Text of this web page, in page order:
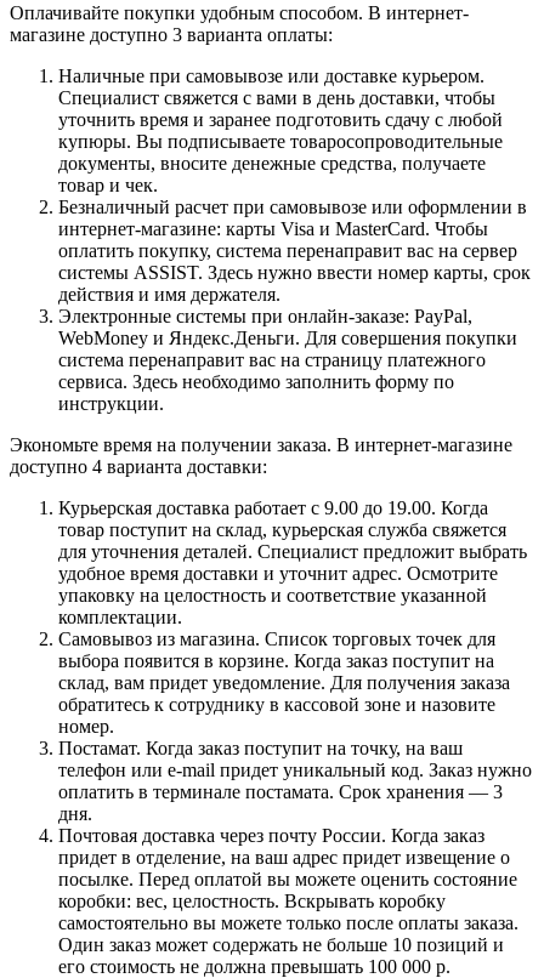
Оплачивайте покупки удобным способом. В интернет-
магазине доступно 3 варианта оплаты:
Наличные при самовывозе или доставке курьером.
Специалист свяжется с вами в день доставки, чтобы
уточнить время и заранее подготовить сдачу с любой
купюры. Вы подписываете товаросопроводительные
документы, вносите денежные средства, получаете
товар и чек.
Безналичный расчет при самовывозе или оформлении в
интернет-магазине: карты Visa и MasterCard. Чтобы
оплатить покупку, система перенаправит вас на сервер
системы ASSIST. Здесь нужно ввести номер карты, срок
действия и имя держателя.
Электронные системы при онлайн-заказе: PayPal,
WebMoney и Яндекс.Деньги. Для совершения покупки
система перенаправит вас на страницу платежного
сервиса. Здесь необходимо заполнить форму по
инструкции.
Экономьте время на получении заказа. В интернет-магазине
доступно 4 варианта доставки:
Курьерская доставка работает с 9.00 до 19.00. Когда
товар поступит на склад, курьерская служба свяжется
для уточнения деталей. Специалист предложит выбрать
удобное время доставки и уточнит адрес. Осмотрите
упаковку на целостность и соответствие указанной
комплектации.
Самовывоз из магазина. Список торговых точек для
выбора появится в корзине. Когда заказ поступит на
склад, вам придет уведомление. Для получения заказа
обратитесь к сотруднику в кассовой зоне и назовите
номер.
Постамат. Когда заказ поступит на точку, на ваш
телефон или e-mail придет уникальный код. Заказ нужно
оплатить в терминале постамата. Срок хранения — 3
дня.
Почтовая доставка через почту России. Когда заказ
придет в отделение, на ваш адрес придет извещение о
посылке. Перед оплатой вы можете оценить состояние
коробки: вес, целостность. Вскрывать коробку
самостоятельно вы можете только после оплаты заказа.
Один заказ может содержать не больше 10 позиций и
его стоимость не должна превышать 100 000 р.